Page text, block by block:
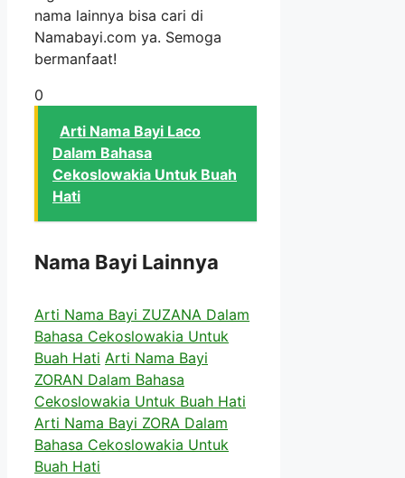
nama lainnya bisa cari di
Namabayi.com ya. Semoga
bermanfaat!
0
Arti Nama Bayi Laco
Dalam Bahasa
Cekoslowakia Untuk Buah
Hati
Nama Bayi Lainnya
Arti Nama Bayi ZUZANA Dalam
Bahasa Cekoslowakia Untuk
Buah Hati Arti Nama Bayi
ZORAN Dalam Bahasa
Cekoslowakia Untuk Buah Hati
Arti Nama Bayi ZORA Dalam
Bahasa Cekoslowakia Untuk
Buah Hati